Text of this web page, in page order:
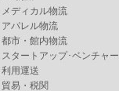
メディカル物流
アパレル物流
都市・館内物流
スタートアップ･ベンチャー
利用運送
貿易・税関